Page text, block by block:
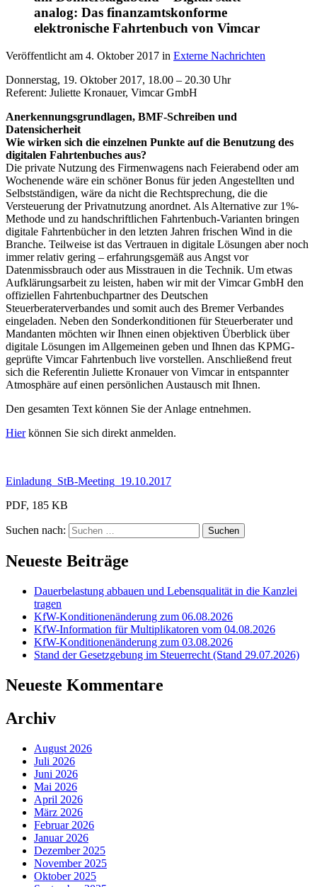
analog: Das finanzamtskonforme
elektronische Fahrtenbuch von Vimcar
Veröffentlicht am 4. Oktober 2017 in Externe Nachrichten
Donnerstag, 19. Oktober 2017, 18.00 – 20.30 Uhr
Referent: Juliette Kronauer, Vimcar GmbH
Anerkennungsgrundlagen, BMF-Schreiben und
Datensicherheit
Wie wirken sich die einzelnen Punkte auf die Benutzung des
digitalen Fahrtenbuches aus?
Die private Nutzung des Firmenwagens nach Feierabend oder am
Wochenende wäre ein schöner Bonus für jeden Angestellten und
Selbstständigen, wäre da nicht die Rechtsprechung, die die
Versteuerung der Privatnutzung anordnet. Als Alternative zur 1%-
Methode und zu handschriftlichen Fahrtenbuch-Varianten bringen
digitale Fahrtenbücher in den letzten Jahren frischen Wind in die
Branche. Teilweise ist das Vertrauen in digitale Lösungen aber noch
immer relativ gering – erfahrungsgemäß aus Angst vor
Datenmissbrauch oder aus Misstrauen in die Technik. Um etwas
Aufklärungsarbeit zu leisten, haben wir mit der Vimcar GmbH den
offiziellen Fahrtenbuchpartner des Deutschen
Steuerberaterverbandes und somit auch des Bremer Verbandes
eingeladen. Neben den Sonderkonditionen für Steuerberater und
Mandanten möchten wir Ihnen einen objektiven Überblick über
digitale Lösungen im Allgemeinen geben und Ihnen das KPMG-
geprüfte Vimcar Fahrtenbuch live vorstellen. Anschließend freut
sich die Referentin Juliette Kronauer von Vimcar in entspannter
Atmosphäre auf einen persönlichen Austausch mit Ihnen.
Den gesamten Text können Sie der Anlage entnehmen.
Hierkönnen Sie sich direkt anmelden.
Einladung_StB-Meeting_19.10.2017
PDF, 185 KB
Suchen nach:
Neueste Beiträge
Dauerbelastung abbauen und Lebensqualität in die Kanzlei
tragen
KfW-Konditionenänderung zum 06.08.2026
KfW-Information für Multiplikatoren vom 04.08.2026
KfW-Konditionenänderung zum 03.08.2026
Stand der Gesetzgebung im Steuerrecht (Stand 29.07.2026)
Neueste Kommentare
Archiv
August 2026
Juli 2026
Juni 2026
Mai 2026
April 2026
März 2026
Februar 2026
Januar 2026
Dezember 2025
November 2025
Oktober 2025